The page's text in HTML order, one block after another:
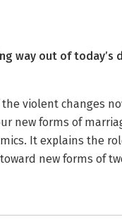
way out of today’s
violent changes
new forms of
It explains the
new forms of